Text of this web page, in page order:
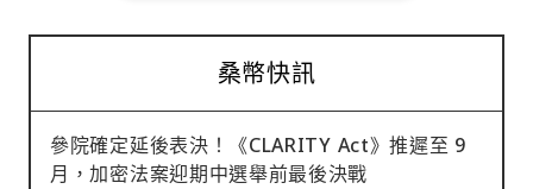
桑幣快訊
參院確定延後表決！《CLARITY Act》推遲至 9
月，加密法案迎期中選舉前最後決戰